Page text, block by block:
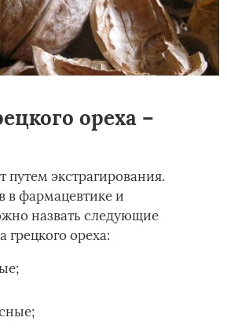
ореха –
путем экстрагирования.
в фармацевтике и
назвать следующие
грецкого ореха: